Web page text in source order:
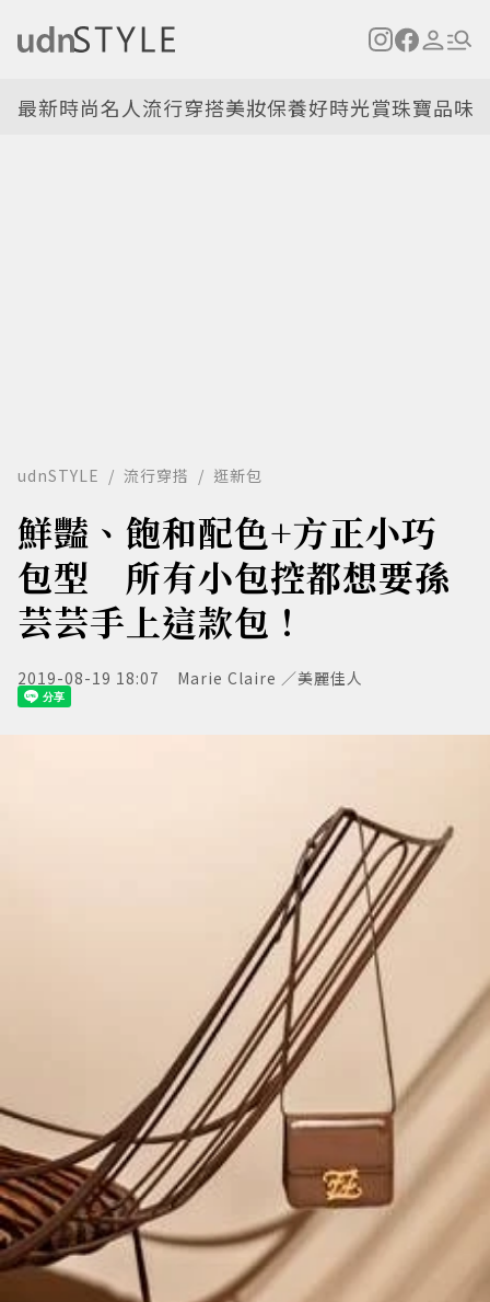
最新時尚名人流行穿搭美妝保養好時光賞珠寶品味
udnSTYLE 流行穿搭 逛新包
鮮豔、飽和配色+方正小巧
包型 所有小包控都想要孫
芸芸手上這款包！
2019-08-19 18:07 Marie Claire ／美麗佳人